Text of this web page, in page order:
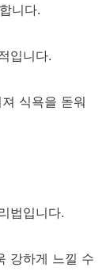
니다.
입니다.
식욕을 돋워
법입니다.
강하게 느낄 수